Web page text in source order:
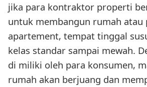
jika para kontraktor properti
untuk membangun rumah atau
apartement, tempat tinggal
kelas standar sampai mewah.
di miliki oleh para konsumen,
rumah akan berjuang dan